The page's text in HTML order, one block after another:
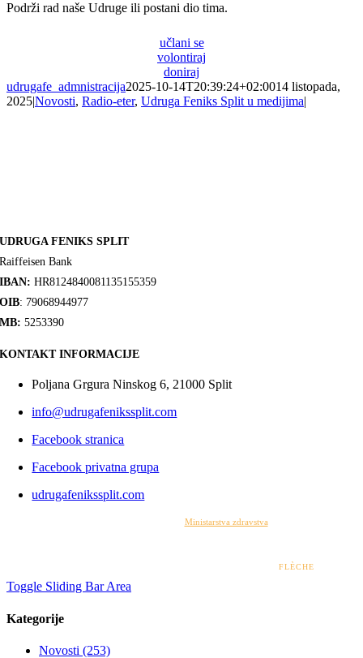
Podrži rad naše Udruge ili postani dio tima.
učlani se
volontiraj
doniraj
udrugafe_admnistracija2025-10-14T20:39:24+02:0014 listopada,
2025|Novosti, Radio-eter, Udruga Feniks Split u medijima|
UDRUGA FENIKS SPLIT
Raiffeisen Bank
IBAN: HR8124840081135155359
OIB: 79068944977
MB: 5253390
KONTAKT INFORMACIJE
Poljana Grgura Ninskog 6, 21000 Split
info@udrugafenikssplit.com
Facebook stranica
Facebook privatna grupa
udrugafenikssplit.com
Ministarstva zdravstva
FLÈCHE
Toggle Sliding Bar Area
Kategorije
Novosti (253)